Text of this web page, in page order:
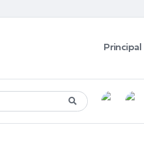
Principal